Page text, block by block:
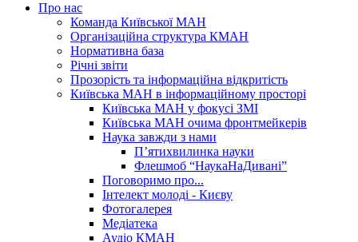
Про нас
Команда Київської МАН
Організаційна структура КМАН
Нормативна база
Річні звіти
Прозорість та інформаційна відкритість
Київська МАН в інформаційному просторі
Київська МАН у фокусі ЗМІ
Київська МАН очима фронтмейкерів
Наука завжди з нами
П’ятихвилинка науки
Флешмоб “НаукаНаДивані”
Поговоримо про...
Інтелект молоді - Києву
Фотогалерея
Медіатека
Аудіо КМАН